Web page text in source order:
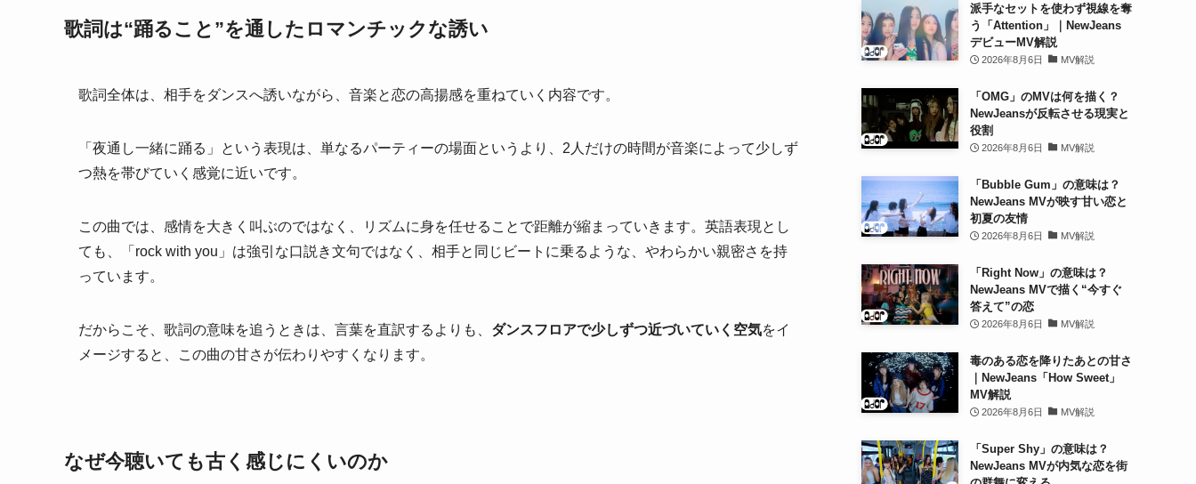
歌詞は“踊ること”を通したロマンチックな誘い
歌詞全体は、相手をダンスへ誘いながら、音楽と恋の高揚感を重ねていく内容です。
「夜通し一緒に踊る」という表現は、単なるパーティーの場面というより、2人だけの時間が音楽によって少しず
つ熱を帯びていく感覚に近いです。
この曲では、感情を大きく叫ぶのではなく、リズムに身を任せることで距離が縮まっていきます。英語表現とし
ても、「rock with you」は強引な口説き文句ではなく、相手と同じビートに乗るような、やわらかい親密さを持
っています。
だからこそ、歌詞の意味を追うときは、言葉を直訳するよりも、 ダンスフロアで少しずつ近づいていく空気をイ
メージすると、この曲の甘さが伝わりやすくなります。
なぜ今聴いても古く感じにくいのか
派手なセットを使わず視線を奪
う「Attention」｜NewJeans
デビューMV解説
2026年8月6日 MV解説
「OMG」のMVは何を描く？
NewJeansが反転させる現実と
役割
2026年8月6日 MV解説
「Bubble Gum」の意味は？
NewJeans MVが映す甘い恋と
初夏の友情
2026年8月6日 MV解説
「Right Now」の意味は？
NewJeans MVで描く“今すぐ
答えて”の恋
2026年8月6日 MV解説
毒のある恋を降りたあとの甘さ
｜NewJeans「How Sweet」
MV解説
2026年8月6日 MV解説
「Super Shy」の意味は？
NewJeans MVが内気な恋を街